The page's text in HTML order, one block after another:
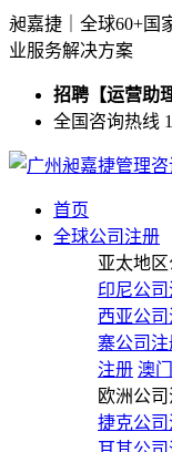
昶嘉捷｜全球60+国
业服务解决方案
招聘【运营助
全国咨询热线
首页
全球公司注册
亚太地
印尼公
西亚公
寨公司注
注册 澳
欧洲公
捷克公